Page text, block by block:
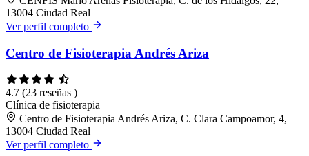
13004 Ciudad Real
Ver perfil completo
Centro de Fisioterapia Andrés Ariza
4.7 (23 reseñas )
Clínica de fisioterapia
Centro de Fisioterapia Andrés Ariza, C. Clara Campoamor, 4,
13004 Ciudad Real
Ver perfil completo